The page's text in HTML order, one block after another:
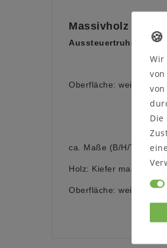
Massivholz
Aussteuertruhe,
Oberfläche: weiß
ca. Maße (B/H/T): 135
Holz: Kiefer massiv
Oberfläche: weiß
Wir